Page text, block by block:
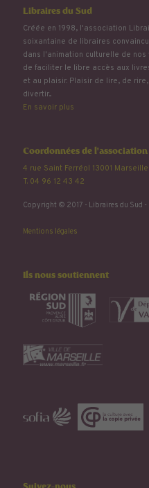
Libraires du Sud
Créée en 1998, l'association
soixantaine de libraires
dans l'animation culturelle de
de faciliter le libre accès aux
et au plaisir. Plaisir de lire, de
divertir...
En savoir plus
Coordonnées de l'association
4 rue Saint Ferréol 13001 Marseille
T. 04 96 12 43 42
Copyright © 2017 - Libraires du Sud -
Mentions légales
Ils nous soutiennent